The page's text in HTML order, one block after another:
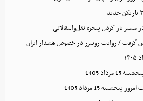
باز کردن پنجره نقل‌وانتقالاتی
گرفت / روایت رویترز در خصوص هشدار ایران
1405